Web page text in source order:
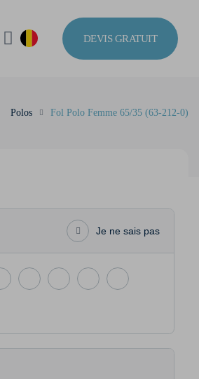
DEVIS GRATUIT
Polos Fol Polo Femme 65/35 (63-212-0)
Je ne sais pas